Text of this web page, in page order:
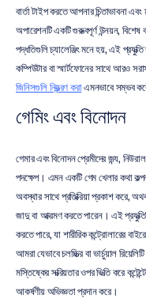
বার্তা টাইপ করতে আপনার চিন্তাভাবনা
অপারেশনটি একটি গুরুত্বপূর্ণ উন্নয়ন, বিশেষ
পদ্ধতিগুলি চ্যালেঞ্জিং মনে হয়, এই
জিনিসগুলি নিয়ন্ত্রণ করা এমনভাবে সম্ভব
গেমিং এবং বিনোদন
গেমার এবং বিনোদন প্রেমীদের জন্য,
পদক্ষেপ। এমন একটি গেম খেলার কথা
অবস্থার সাথে প্রতিক্রিয়া প্রকাশ করে,
জাদু বা আক্রমণ করতে পারেন। এই
করতে পারে, যা শারীরিক কন্ট্রোলারের
আমরা যেভাবে চলচ্চিত্র বা ভার্চুয়াল
মস্তিষ্কের সক্রিয়তার ওপর ভিত্তি করে
আকর্ষণীয় অভিজ্ঞতা প্রদান করে।